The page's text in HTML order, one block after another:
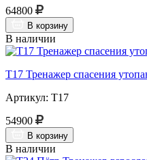
64800
В корзину
В наличии
Т17 Тренажер спасения
Артикул: Т17
54900
В корзину
В наличии